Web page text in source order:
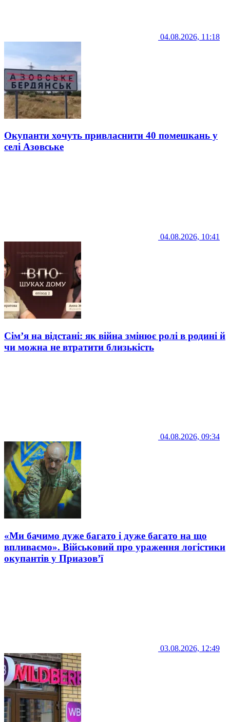
04.08.2026, 11:18
Окупанти хочуть привласнити 40 помешкань у
селі Азовське
04.08.2026, 10:41
Сім’я на відстані: як війна змінює ролі в родині й
чи можна не втратити близькість
04.08.2026, 09:34
«Ми бачимо дуже багато і дуже багато на що
впливаємо». Військовий про ураження логістики
окупантів у Приазов’ї
03.08.2026, 12:49